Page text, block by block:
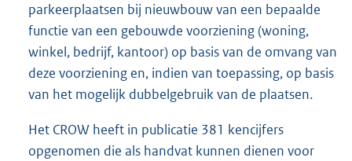
parkeerplaatsen bij nieuwbouw van een bepaalde
functie van een gebouwde voorziening (woning,
winkel, bedrijf, kantoor) op basis van de omvang van
deze voorziening en, indien van toepassing, op basis
van het mogelijk dubbelgebruik van de plaatsen.
Het CROW heeft in publicatie 381 kencijfers
opgenomen die als handvat kunnen dienen voor